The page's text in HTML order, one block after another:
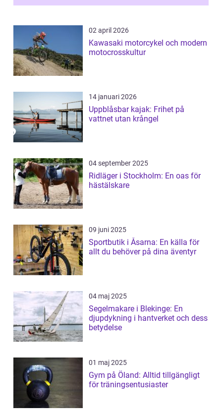
02 april 2026
Kawasaki motorcykel och modern
motocrosskultur
14 januari 2026
Uppblåsbar kajak: Frihet på
vattnet utan krångel
04 september 2025
Ridläger i Stockholm: En oas för
hästälskare
09 juni 2025
Sportbutik i Åsarna: En källa för
allt du behöver på dina äventyr
04 maj 2025
Segelmakare i Blekinge: En
djupdykning i hantverket och dess
betydelse
01 maj 2025
Gym på Öland: Alltid tillgängligt
för träningsentusiaster